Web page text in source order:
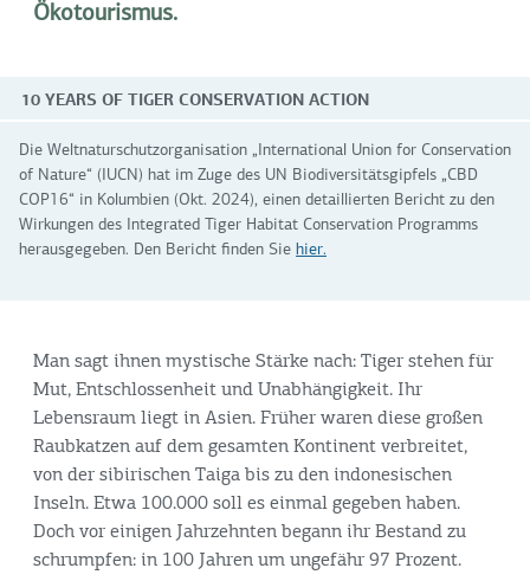
Ökotourismus.
10 YEARS OF TIGER CONSERVATION ACTION
Die Weltnaturschutzorganisation „International Union for Conservation
of Nature“ (IUCN) hat im Zuge des UN Biodiversitätsgipfels „CBD
COP16“ in Kolumbien (Okt. 2024), einen detaillierten Bericht zu den
Wirkungen des Integrated Tiger Habitat Conservation Programms
herausgegeben. Den Bericht finden Sie hier.
Man sagt ihnen mystische Stärke nach: Tiger stehen für
Mut, Entschlossenheit und Unabhängigkeit. Ihr
Lebensraum liegt in Asien. Früher waren diese großen
Raubkatzen auf dem gesamten Kontinent verbreitet,
von der sibirischen Taiga bis zu den indonesischen
Inseln. Etwa 100.000 soll es einmal gegeben haben.
Doch vor einigen Jahrzehnten begann ihr Bestand zu
schrumpfen: in 100 Jahren um ungefähr 97 Prozent.